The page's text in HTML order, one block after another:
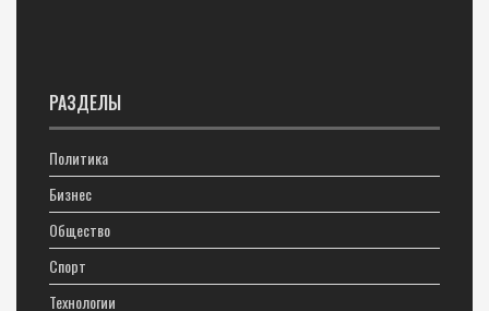
РАЗДЕЛЫ
Политика
Бизнес
Общество
Спорт
Технологии